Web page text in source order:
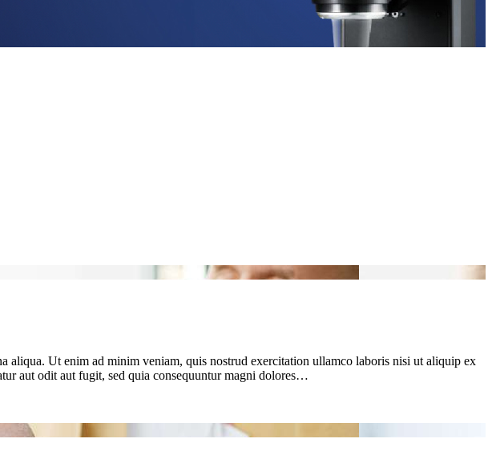
aliqua. Ut enim ad minim veniam, quis nostrud exercitation ullamco laboris nisi ut aliquip ex
aut odit aut fugit, sed quia consequuntur magni dolores…